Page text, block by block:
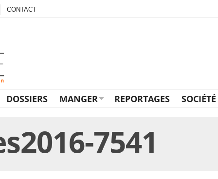
CONTACT
DOSSIERS MANGER REPORTAGES SOCIÉTÉ
7541